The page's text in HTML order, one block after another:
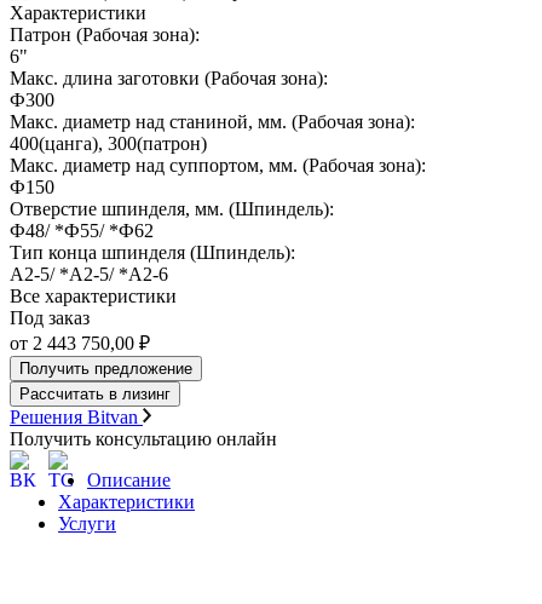
Характеристики
Патрон (Рабочая зона):
6"
Макс. длина заготовки (Рабочая зона):
Ф300
Макс. диаметр над станиной, мм. (Рабочая зона):
400(цанга), 300(патрон)
Макс. диаметр над суппортом, мм. (Рабочая зона):
Ф150
Отверстие шпинделя, мм. (Шпиндель):
Ф48/ *Ф55/ *Ф62
Тип конца шпинделя (Шпиндель):
А2-5/ *А2-5/ *А2-6
Все характеристики
Под заказ
от 2 443 750,00 ₽
Получить предложение
Рассчитать в лизинг
Решения Bitvan
Получить консультацию онлайн
Описание
Характеристики
Услуги